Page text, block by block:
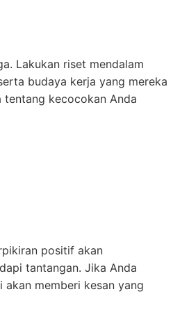
Lakukan riset mendalam
budaya kerja yang mereka
tentang kecocokan Anda
positif akan
tantangan. Jika Anda
memberi kesan yang